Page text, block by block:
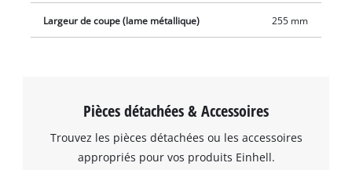
Largeur de coupe (lame métallique) 255 mm
Pièces détachées & Accessoires
Trouvez les pièces détachées ou les accessoires
appropriés pour vos produits Einhell.